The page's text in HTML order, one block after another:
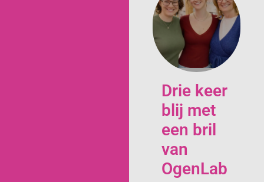
Drie keer
blij met
een bril
van
OgenLab